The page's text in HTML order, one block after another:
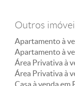
Outros
Apartamento à
Apartamento à
Área Privativa à
Área Privativa à
Casa à venda